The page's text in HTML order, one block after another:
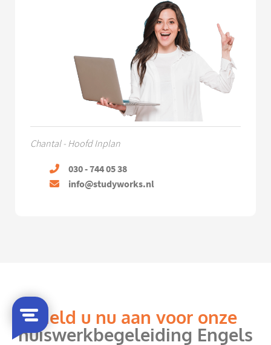
Chantal - Hoofd Inplan
030 - 744 05 38
info@studyworks.nl
Meld u nu aan voor onze
huiswerkbegeleiding Engels